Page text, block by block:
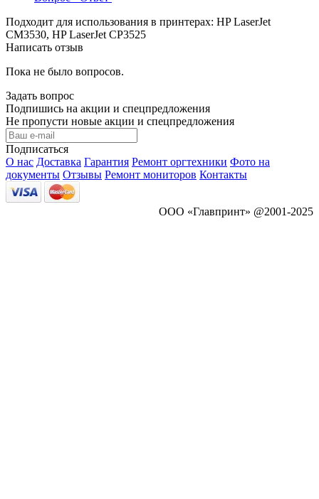
Подходит для использования в принтерах: HP LaserJet
CM3530, HP LaserJet CP3525
Написать отзыв
Пока не было вопросов.
Задать вопрос
Подпишись на акции и спецпредложения
Не пропусти новые акции и спецпредложения
Подписаться
О нас Доставка Гарантия Ремонт оргтехники Фото на
документы Отзывы Ремонт мониторов Контакты
ООО «Главпринт» @2001-2025